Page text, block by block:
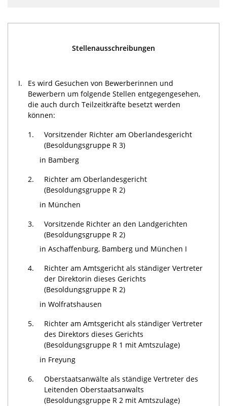
Stellenausschreibungen
I.
Es wird Gesuchen von Bewerberinnen und
Bewerbern um folgende Stellen entgegengesehen,
die auch durch Teilzeitkräfte besetzt werden
können:
1.
Vorsitzender Richter am Oberlandesgericht
(Besoldungsgruppe R 3)
in Bamberg
2.
Richter am Oberlandesgericht
(Besoldungsgruppe R 2)
in München
3.
Vorsitzende Richter an den Landgerichten
(Besoldungsgruppe R 2)
in Aschaffenburg, Bamberg und München I
4.
Richter am Amtsgericht als ständiger Vertreter
der Direktorin dieses Gerichts
(Besoldungsgruppe R 2)
in Wolfratshausen
5.
Richter am Amtsgericht als ständiger Vertreter
des Direktors dieses Gerichts
(Besoldungsgruppe R 1 mit Amtszulage)
in Freyung
6.
Oberstaatsanwälte als ständige Vertreter des
Leitenden Oberstaatsanwalts
(Besoldungsgruppe R 2 mit Amtszulage)